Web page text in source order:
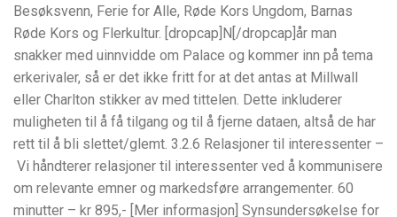
Besøksvenn, Ferie for Alle, Røde Kors Ungdom, Barnas
Røde Kors og Flerkultur. [dropcap]N[/dropcap]år man
snakker med uinnvidde om Palace og kommer inn på tema
erkerivaler, så er det ikke fritt for at det antas at Millwall
eller Charlton stikker av med tittelen. Dette inkluderer
muligheten til å få tilgang og til å fjerne dataen, altså de har
rett til å bli slettet/glemt. 3.2.6 Relasjoner til interessenter –
Vi håndterer relasjoner til interessenter ved å kommunisere
om relevante emner og markedsføre arrangementer. 60
minutter – kr 895,- [Mer informasjon] Synsundersøkelse for